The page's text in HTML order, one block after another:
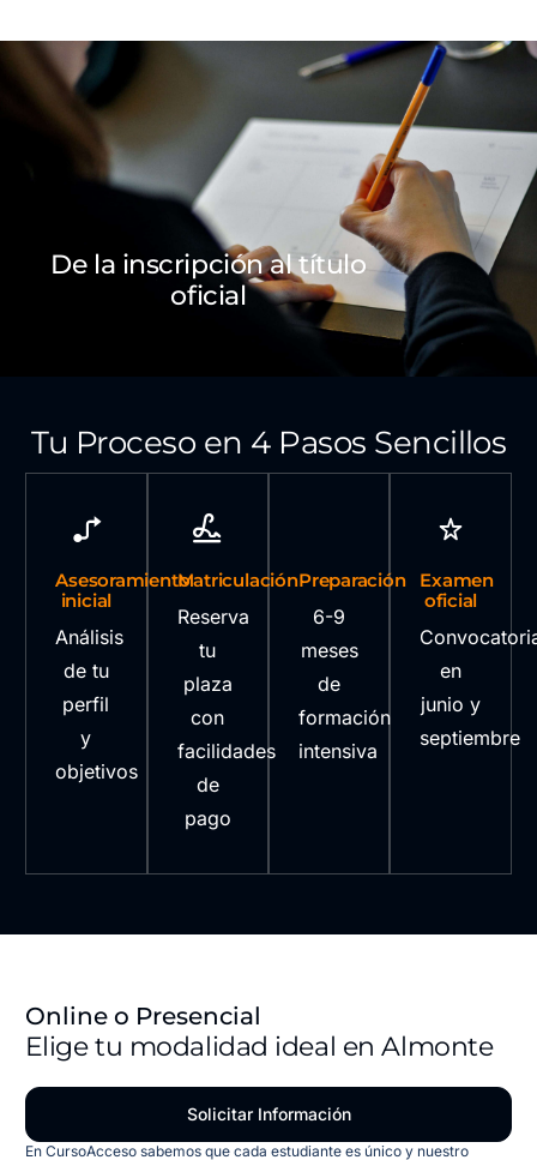
De la inscripción al título
oficial
Tu Proceso en 4 Pasos Sencillos
Asesoramiento
inicial
Análisis
de tu
perfil
y
objetivos
Matriculación
Reserva
tu
plaza
con
facilidades
de
pago
Preparación
6-9
meses
de
formación
intensiva
Examen
oficial
en
junio y
septiembre
Online o Presencial
Elige tu modalidad ideal en Almonte
Solicitar Información
En CursoAcceso sabemos que cada estudiante es único y nuestro